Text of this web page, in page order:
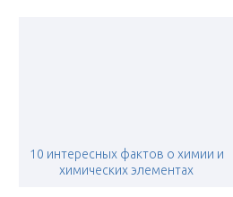
10 интересных фактов о химии и
химических элементах